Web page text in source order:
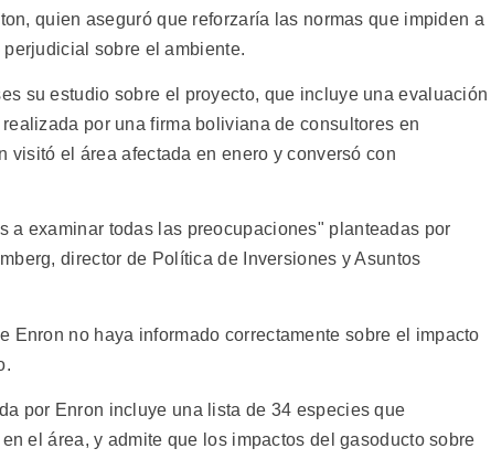
quien aseguró que reforzaría las normas que impiden a
sobre el ambiente.
su estudio sobre el proyecto, que incluye una evaluación
por una firma boliviana de consultores en
el área afectada en enero y conversó con
a examinar todas las preocupaciones" planteadas por
director de Política de Inversiones y Asuntos
Enron no haya informado correctamente sobre el impacto
por Enron incluye una lista de 34 especies que
el área, y admite que los impactos del gasoducto sobre